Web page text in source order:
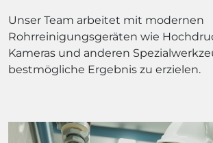
Unser Team arbeitet mit modernen
Rohrreinigungsgeräten wie
Kameras und anderen
bestmögliche Ergebnis zu erzielen.